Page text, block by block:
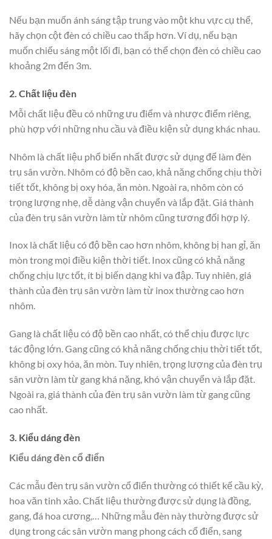
Nếu bạn muốn ánh sáng tập trung vào một khu vực cụ thể,
hãy chọn cột đèn có chiều cao thấp hơn. Ví dụ, nếu bạn
muốn chiếu sáng một lối đi, bạn có thể chọn đèn có chiều cao
khoảng 2m đến 3m.
2. Chất liệu đèn
Mỗi chất liệu đều có những ưu điểm và nhược điểm riêng,
phù hợp với những nhu cầu và điều kiện sử dụng khác nhau.
Nhôm là chất liệu phổ biến nhất được sử dụng để làm đèn
trụ sân vườn. Nhôm có độ bền cao, khả năng chống chịu thời
tiết tốt, không bị oxy hóa, ăn mòn. Ngoài ra, nhôm còn có
trọng lượng nhẹ, dễ dàng vận chuyển và lắp đặt. Giá thành
của đèn trụ sân vườn làm từ nhôm cũng tương đối hợp lý.
Inox là chất liệu có độ bền cao hơn nhôm, không bị han gỉ, ăn
mòn trong mọi điều kiện thời tiết. Inox cũng có khả năng
chống chịu lực tốt, ít bị biến dạng khi va đập. Tuy nhiên, giá
thành của đèn trụ sân vườn làm từ inox thường cao hơn
nhôm.
Gang là chất liệu có độ bền cao nhất, có thể chịu được lực
tác động lớn. Gang cũng có khả năng chống chịu thời tiết tốt,
không bị oxy hóa, ăn mòn. Tuy nhiên, trọng lượng của đèn trụ
sân vườn làm từ gang khá nặng, khó vận chuyển và lắp đặt.
Ngoài ra, giá thành của đèn trụ sân vườn làm từ gang cũng
cao nhất.
3. Kiểu dáng đèn
Kiểu dáng đèn cổ điển
Các mẫu đèn trụ sân vườn cổ điển thường có thiết kế cầu kỳ,
hoa văn tinh xảo. Chất liệu thường được sử dụng là đồng,
gang, đá hoa cương,… Những mẫu đèn này thường được sử
dụng trong các sân vườn mang phong cách cổ điển, sang